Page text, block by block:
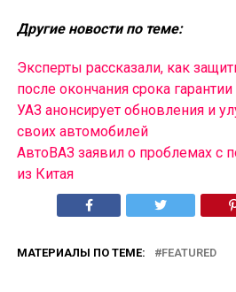
Другие новости по теме:
Эксперты рассказали, как
после окончания срока гарантии
УАЗ анонсирует обновления и
своих автомобилей
АвтоВАЗ заявил о проблемах с
из Китая
МАТЕРИАЛЫ ПО ТЕМЕ: FEATURED